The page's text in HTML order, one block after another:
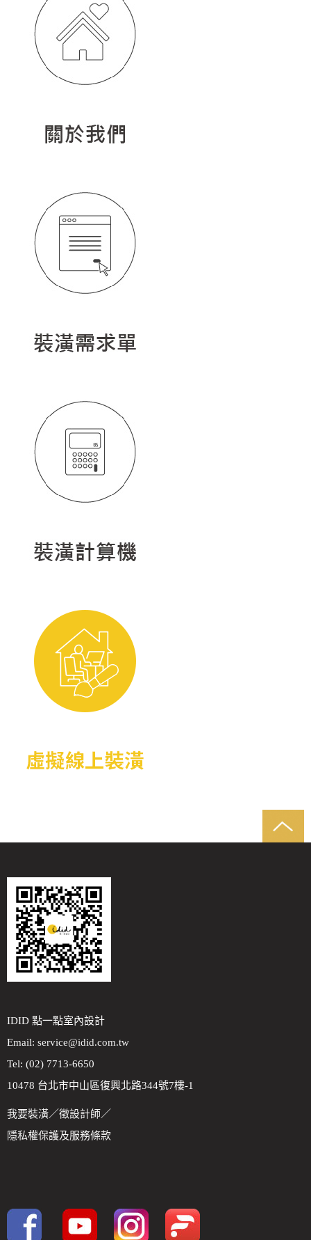
IDID 點一點室內設計
Email: service@idid.com.tw
Tel: (02) 7713-6650
10478 台北市中山區復興北路344號7樓-1
我要裝潢／徵設計師／
隱私權保護及服務條款